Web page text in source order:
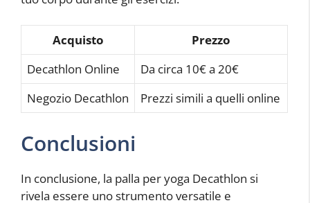
Acquisto
Prezzo
Decathlon Online
Da circa 10€ a 20€
Negozio Decathlon
Prezzi simili a quelli online
Conclusioni
In conclusione, la palla per yoga Decathlon si
rivela essere uno strumento versatile e